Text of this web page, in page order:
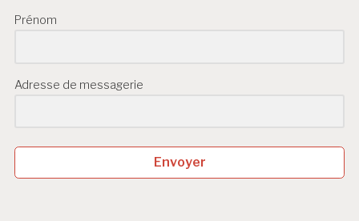
Prénom
Adresse de messagerie
Envoyer